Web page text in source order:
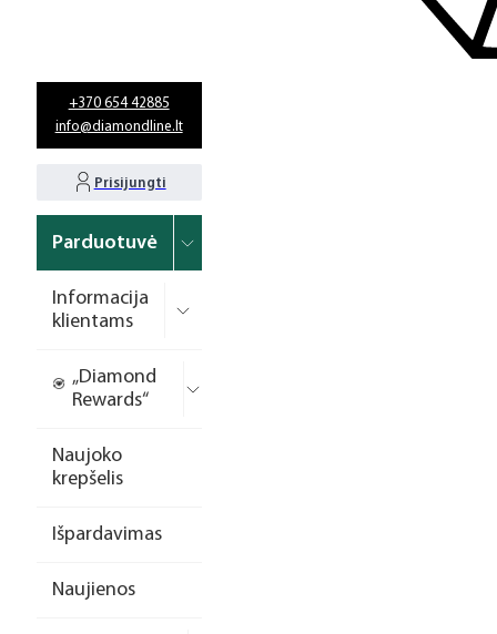
+370 654 42885
info@diamondline.lt
Prisijungti
Parduotuvė
Informacija
klientams
„Diamond
Rewards“
Naujoko
krepšelis
Išpardavimas
Naujienos